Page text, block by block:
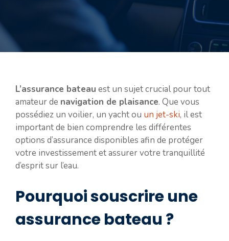
L’assurance bateau est un sujet crucial pour tout
amateur de navigation de plaisance. Que vous
possédiez un voilier, un yacht ou un jet-ski, il est
important de bien comprendre les différentes
options d’assurance disponibles afin de protéger
votre investissement et assurer votre tranquillité
d’esprit sur l’eau.
Pourquoi souscrire une
assurance bateau ?